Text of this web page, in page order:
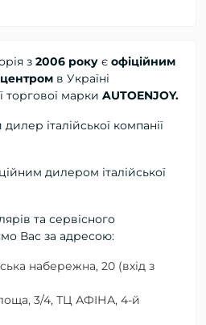
з 2006 року є офіційним
в Україні
торгової марки AUTOENJOY.
дилер італійської компанії
дилером італійської
та сервісного
Вас за адресою:
набережна, 20 (вхід з
3/4, ТЦ АФІНА, 4-й